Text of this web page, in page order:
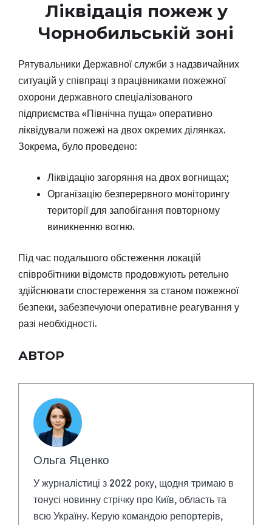
Ліквідація пожеж у
Чорнобильській зоні
Рятувальники Державної служби з надзвичайних
ситуацій у співпраці з працівниками пожежної
охорони державного спеціалізованого
підприємства «Північна пуща» оперативно
ліквідували пожежі на двох окремих ділянках.
Зокрема, було проведено:
Ліквідацію загоряння на двох вогнищах;
Організацію безперервного моніторингу
території для запобігання повторному
виникненню вогню.
Під час подальшого обстеження локацій
співробітники відомств продовжують ретельно
здійснювати спостереження за станом пожежної
безпеки, забезпечуючи оперативне реагування у
разі необхідності.
АВТОР
Ольга Яценко
У журналістиці з 2022 року, щодня тримаю в
тонусі новинну стрічку про Київ, область та
всю Україну. Керую командою репортерів,